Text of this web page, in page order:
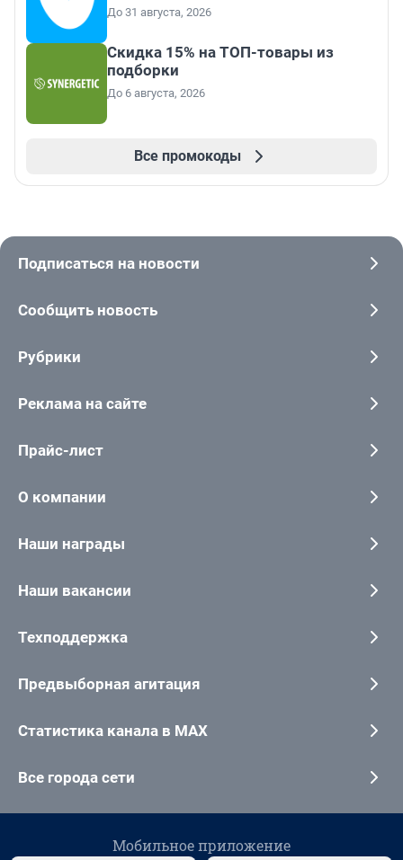
До 31 августа, 2026
Скидка 15% на ТОП-товары из
подборки
До 6 августа, 2026
Все промокоды
Подписаться на новости
Сообщить новость
Рубрики
Реклама на сайте
Прайс-лист
О компании
Наши награды
Наши вакансии
Техподдержка
Предвыборная агитация
Статистика канала в MAX
Все города сети
Мобильное приложение